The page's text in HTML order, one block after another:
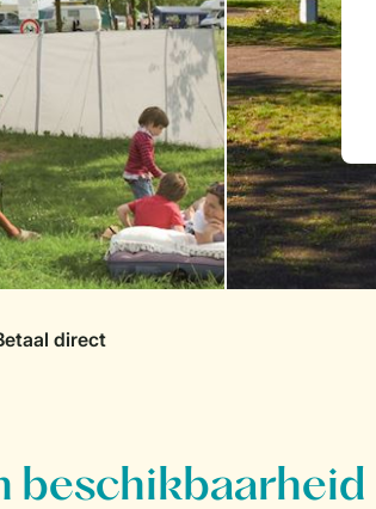
beschikbaarheid